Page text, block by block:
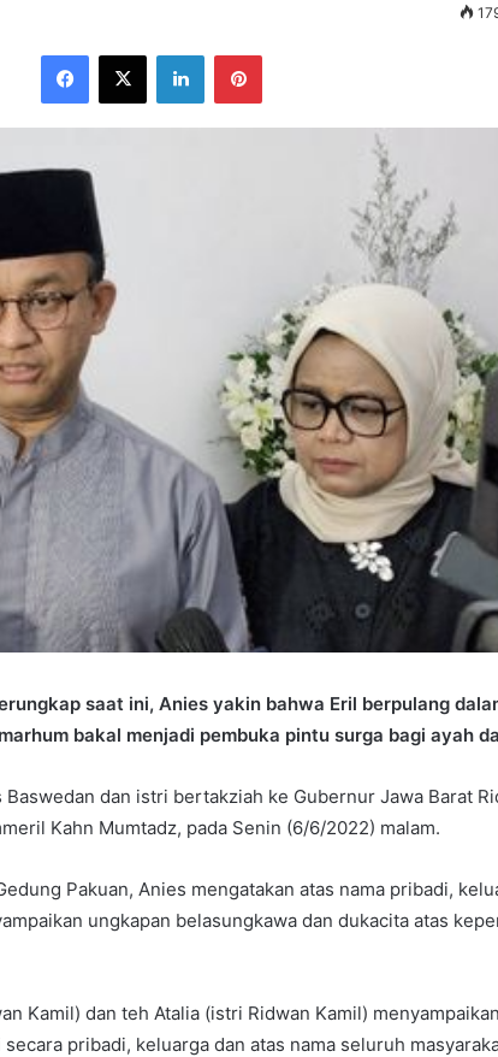
Facebook
X LinkedInPinterest
saat ini, Anies yakin bahwa Eril berpulang
bakal menjadi pembuka pintu surga bagi ayah
dan istri bertakziah ke Gubernur Jawa Barat
Kahn Mumtadz, pada Senin (6/6/2022) malam.
Pakuan, Anies mengatakan atas nama pribadi,
ungkapan belasungkawa dan dukacita atas
Kamil) dan teh Atalia (istri Ridwan Kamil)
pribadi, keluarga dan atas nama seluruh